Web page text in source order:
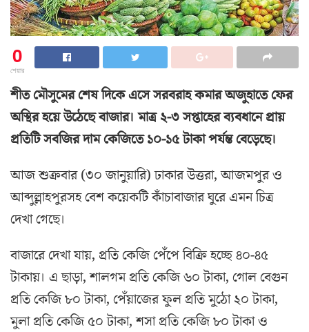
0
শেয়ার
শীত মৌসুমের শেষ দিকে এসে সরবরাহ কমার অজুহাতে ফের
অস্থির হয়ে উঠেছে বাজার। মাত্র ২-৩ সপ্তাহের ব্যবধানে প্রায়
প্রতিটি সবজির দাম কেজিতে ১০-১৫ টাকা পর্যন্ত বেড়েছে।
আজ শুক্রবার (৩০ জানুয়ারি) ঢাকার উত্তরা, আজমপুর ও
আব্দুল্লাহপুরসহ বেশ কয়েকটি কাঁচাবাজার ঘুরে এমন চিত্র
দেখা গেছে।
বাজারে দেখা যায়, প্রতি কেজি পেঁপে বিক্রি হচ্ছে ৪০-৪৫
টাকায়। এ ছাড়া, শালগম প্রতি কেজি ৬০ টাকা, গোল বেগুন
প্রতি কেজি ৮০ টাকা, পেঁয়াজের ফুল প্রতি মুঠো ২০ টাকা,
মুলা প্রতি কেজি ৫০ টাকা, শসা প্রতি কেজি ৮০ টাকা ও